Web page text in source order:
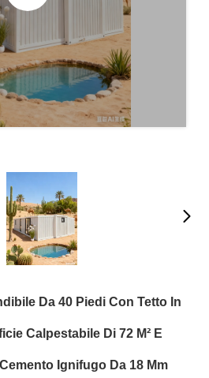
Da 40 Piedi Con Tetto In
Calpestabile Di 72 M² E
Ignifugo Da 18 Mm